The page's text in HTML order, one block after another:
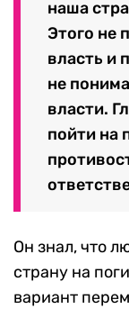
наша
Этого не
власть и
не
власти.
пойти на
Он знал, что
страну на
вариант